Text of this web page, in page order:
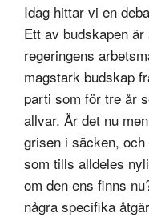
Idag hittar vi en
Ett av budskapen
regeringens
magstark budskap
parti som för tre år
allvar. Är det nu
grisen i säcken, och
som tills alldeles
om den ens finns
några specifika